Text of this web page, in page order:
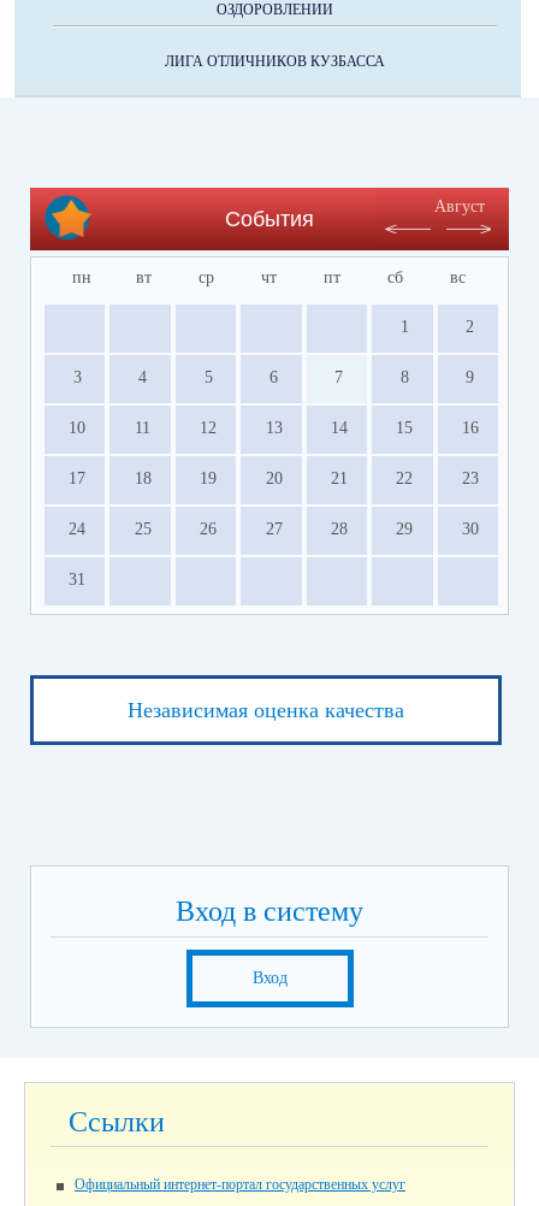
ОЗДОРОВЛЕНИИ
ЛИГА ОТЛИЧНИКОВ КУЗБАССА
События
Август
пн вт ср чт пт сб вс
1 2
3 4 5 6 7 8 9
10 11 12 13 14 15 16
17 18 19 20 21 22 23
24 25 26 27 28 29 30
31
Независимая оценка качества
Вход в систему
Вход
Ссылки
Официальный интернет-портал государственных услуг